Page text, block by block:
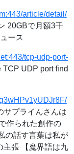
article/detail/
20GBで月額3千
ース
tcp-udp-port-
UDP port find
サプライんさんは
作られた創作の
の話す言葉は私が
主張 【魔界語は九